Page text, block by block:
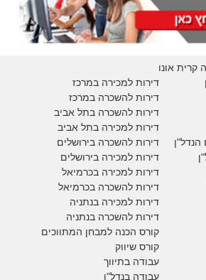
קרית אונו
דירות למכירה במרכז
דירות להשכרה במרכז
דירות להשכרה בתל אביב
דירות למכירה בתל אביב
דירות להשכרה בירושלים
דירות למכירה בירושלים
דירות למכירה בכרמיאל
דירות להשכרה בכרמיאל
דירות למכירה בנתניה
דירות להשכרה בנתניה
קורס הכנה למבחן המתווכים
קורס שיווק
עבודה בתיווך
עבודה בנדל"ן